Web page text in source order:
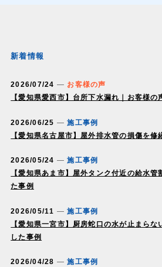
新着情報
2026/07/24
お客様の声
【愛知県愛西市】台所下水漏れ｜お客様の
2026/06/25
施工事例
【愛知県名古屋市】屋外排水管の損傷を修
2026/05/24
施工事例
【愛知県あま市】屋外タンク付近の給水
た事例
2026/05/11
施工事例
【愛知県一宮市】厨房蛇口の水が止まら
した事例
2026/04/28
施工事例